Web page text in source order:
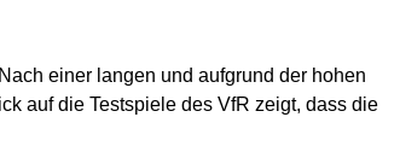
einer langen und aufgrund der hohen
auf die Testspiele des VfR zeigt, dass die